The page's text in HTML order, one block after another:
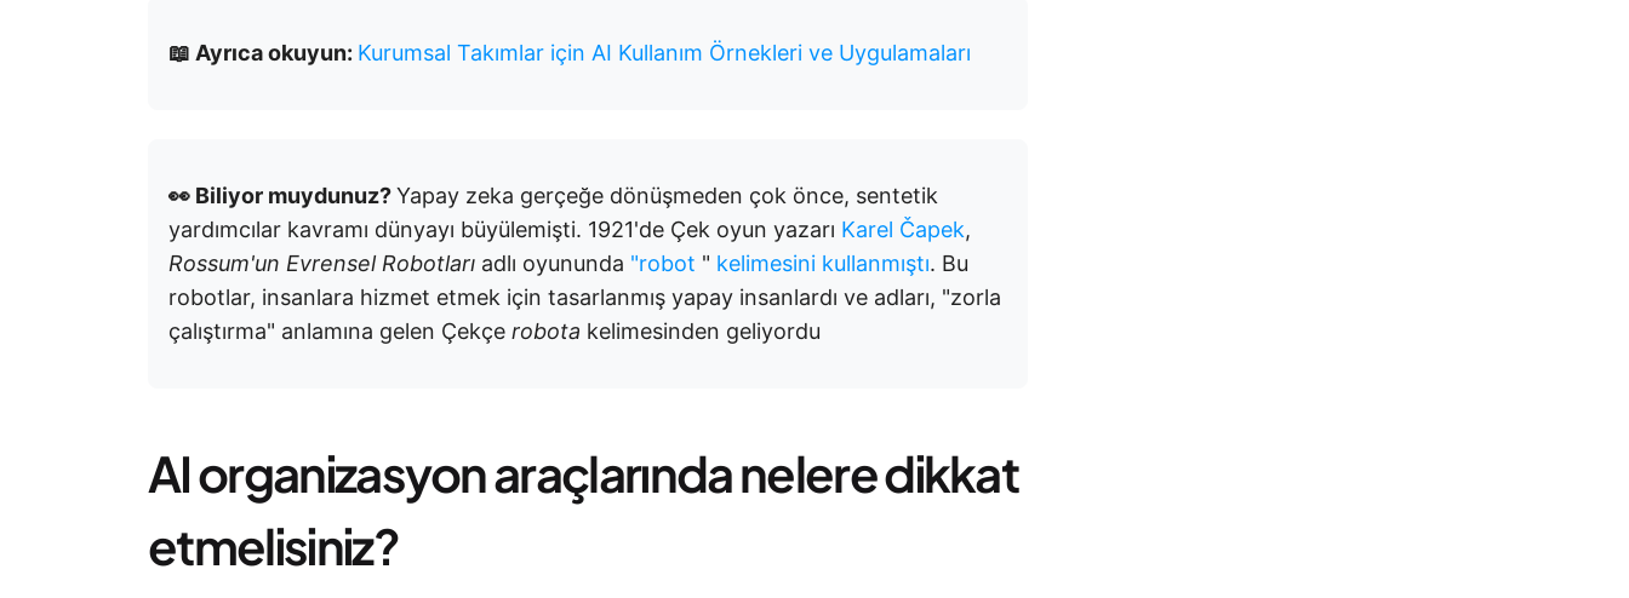
📖 Ayrıca okuyun: Kurumsal Takımlar için AI Kullanım Örnekleri ve Uygulamaları
👀 Biliyor muydunuz?Yapay zeka gerçeğe dönüşmeden çok önce, sentetik
yardımcılar kavramı dünyayı büyülemişti. 1921'de Çek oyun yazarı Karel Čapek,
Rossum'un Evrensel Robotları adlı oyununda "robot " kelimesini kullanmıştı. Bu
robotlar, insanlara hizmet etmek için tasarlanmış yapay insanlardı ve adları, "zorla
çalıştırma" anlamına gelen Çekçe robota kelimesinden geliyordu
AI organizasyon araçlarında nelere dikkat
etmelisiniz?